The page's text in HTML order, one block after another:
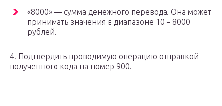
«8000» — сумма денежного перевода. Она может
принимать значения в диапазоне 10 – 8000
рублей.
4. Подтвердить проводимую операцию отправкой
полученного кода на номер 900.